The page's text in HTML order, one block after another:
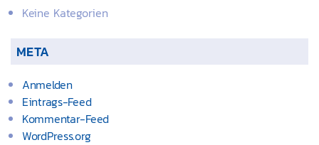
Keine Kategorien
META
Anmelden
Eintrags-Feed
Kommentar-Feed
WordPress.org